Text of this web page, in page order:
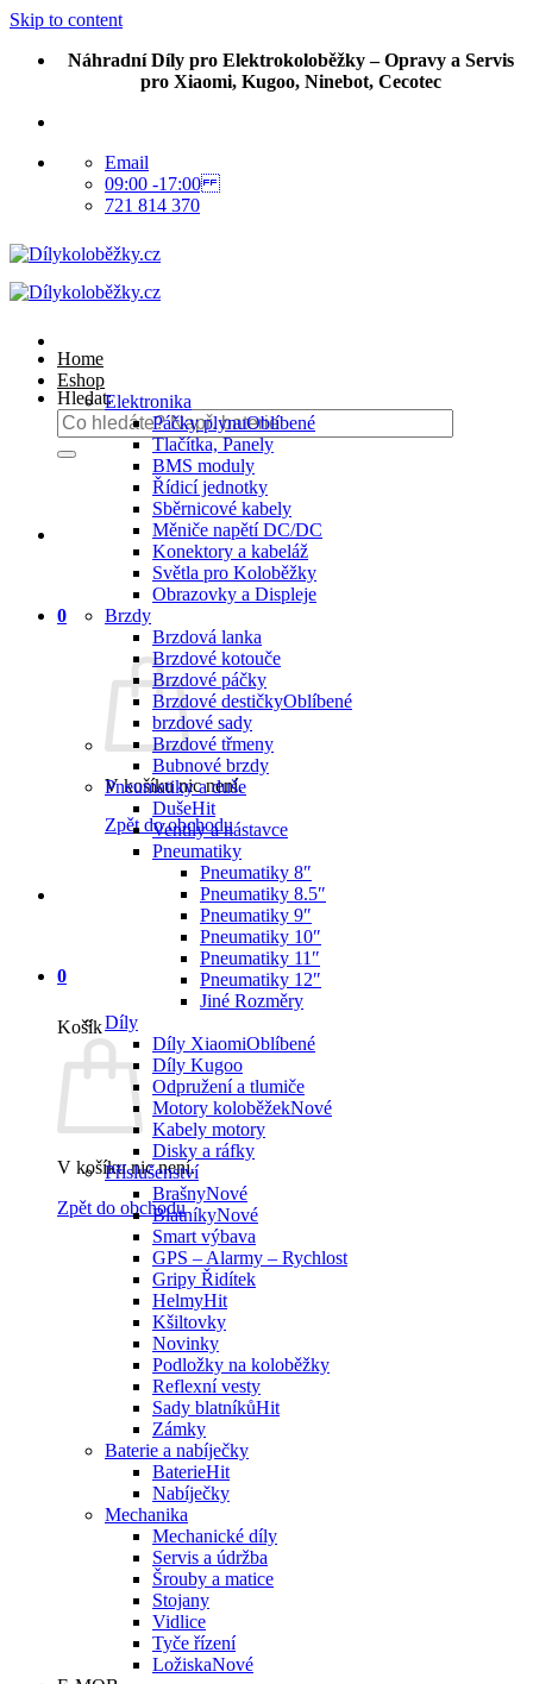
Skip to content
Náhradní Díly pro Elektrokoloběžky – Opravy a Servis
pro Xiaomi, Kugoo, Ninebot, Cecotec
Email
09:00 -17:00
721 814 370
Hledat:
0
V košíku nic není.
Zpět do obchodu
0
Košík
V košíku nic není.
Zpět do obchodu
Home
Eshop
Elektronika
Páčky plynu
Tlačítka, Panely
BMS moduly
Řídicí jednotky
Sběrnicové kabely
Měniče napětí DC/DC
Konektory a kabeláž
Světla pro Koloběžky
Obrazovky a Displeje
Brzdy
Brzdová lanka
Brzdové kotouče
Brzdové páčky
Brzdové destičky
brzdové sady
Brzdové třmeny
Bubnové brzdy
Pneumatiky a duše
Duše
Ventily a nástavce
Pneumatiky
Pneumatiky 8″
Pneumatiky 8.5″
Pneumatiky 9″
Pneumatiky 10″
Pneumatiky 11″
Pneumatiky 12″
Jiné Rozměry
Díly
Díly Xiaomi
Díly Kugoo
Odpružení a tlumiče
Motory koloběžek
Kabely motory
Disky a ráfky
Příslušenství
Brašny
Blatníky
Smart výbava
GPS – Alarmy – Rychlost
Gripy Řidítek
Helmy
Kšiltovky
Novinky
Podložky na koloběžky
Reflexní vesty
Sady blatníků
Zámky
Baterie a nabíječky
Baterie
Nabíječky
Mechanika
Mechanické díly
Servis a údržba
Šrouby a matice
Stojany
Vidlice
Tyče řízení
Ložiska